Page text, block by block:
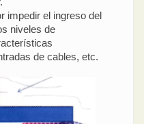
impedir el ingreso del
niveles de
de cables, etc.